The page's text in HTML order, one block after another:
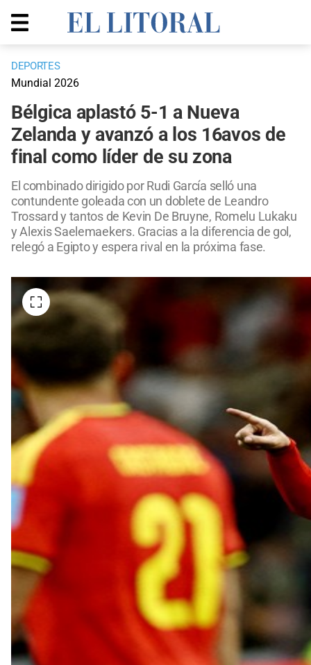
DEPORTES
Mundial 2026
Bélgica aplastó 5-1 a Nueva
Zelanda y avanzó a los 16avos de
final como líder de su zona
El combinado dirigido por Rudi García selló una
contundente goleada con un doblete de Leandro
Trossard y tantos de Kevin De Bruyne, Romelu Lukaku
y Alexis Saelemaekers. Gracias a la diferencia de gol,
relegó a Egipto y espera rival en la próxima fase.